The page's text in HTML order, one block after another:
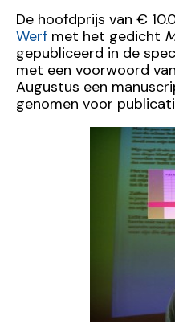
De hoofdprijs van €
Werf met het gedicht
gepubliceerd in de
met een voorwoord
Augustus een
genomen voor